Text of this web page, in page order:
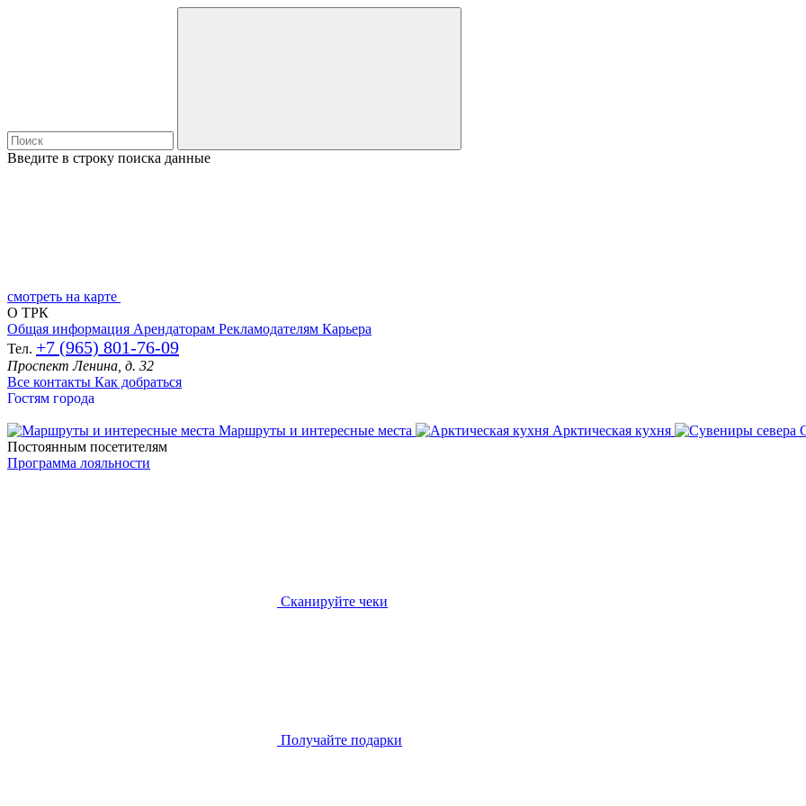
Введите в строку поиска данные
смотреть на карте
О ТРК
Общая информация Арендаторам Рекламодателям Карьера
Тел. +7 (965) 801-76-09
Проспект Ленина, д. 32
Все контакты Как добраться
Гостям города
Маршруты и интересные места Арктическая кухня
Постоянным посетителям
Программа лояльности
Сканируйте чеки
Получайте подарки